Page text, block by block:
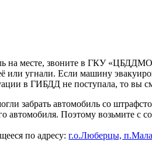
на месте, звоните в ГКУ
угнали. Если машину
в ГИБДД не поступала, то вы
забрать автомобиль со
автомобиля. Поэтому возьмите
по адресу:г.о.Люберцы,